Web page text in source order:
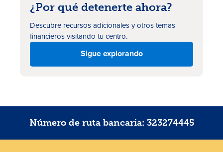
¿Por qué detenerte ahora?
Descubre recursos adicionalesy otros temas
financieros visitando tu centro.
Sigue explorando
Número de ruta bancaria: 323274445